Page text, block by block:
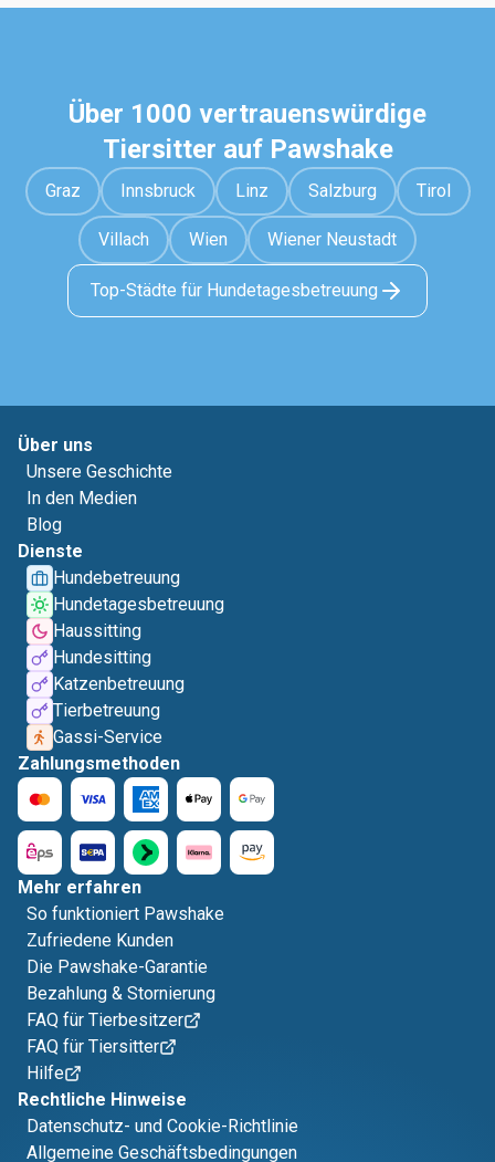
Über 1000 vertrauenswürdige
Tiersitter auf Pawshake
Graz Innsbruck Linz Salzburg Tirol
Villach Wien Wiener Neustadt
Top-Städte für Hundetagesbetreuung
Über uns
Unsere Geschichte
In den Medien
Blog
Dienste
Hundebetreuung
Hundetagesbetreuung
Haussitting
Hundesitting
Katzenbetreuung
Tierbetreuung
Gassi-Service
Zahlungsmethoden
Mehr erfahren
So funktioniert Pawshake
Zufriedene Kunden
Die Pawshake-Garantie
Bezahlung & Stornierung
FAQ für Tierbesitzer
FAQ für Tiersitter
Hilfe
Rechtliche Hinweise
Datenschutz- und Cookie-Richtlinie
Allgemeine Geschäftsbedingungen